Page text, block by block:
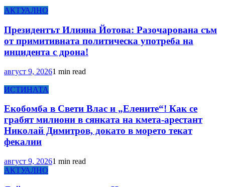
АКТУАЛНО
Президентът Илияна Йотова: Разочарована съм
от примитивната политическа употреба на
инцидента с дрона!
август 9, 20261 min read
ИСТИНАТА
Екобомба в Свети Влас и „Елените“! Как се
грабят милиони в сянката на кмета-арестант
Николай Димитров, докато в морето текат
фекалии
август 9, 20261 min read
АКТУАЛНО